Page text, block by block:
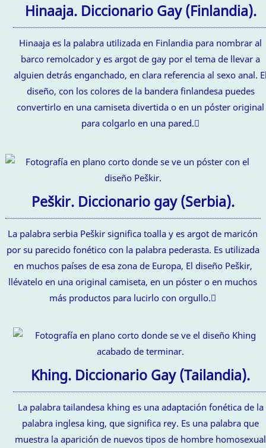
Hinaaja. Diccionario Gay (Finlandia).
Hinaaja es la palabra utilizada en Finlandia para nombrar al
barco remolcador y es argot de gay por el tema de llevar a
alguien detrás enganchado, en clara referencia al sexo anal.
diseño, con los colores de la bandera finlandesa puedes
convertirlo en una camiseta divertida o en un póster original
para colgarlo en una pared.
Peškir. Diccionario gay (Serbia).
La palabra serbia Peškir significa toalla y es argot de maricón
por su parecido fonético con la palabra pederasta. Es utilizada
en muchos países de esa zona de Europa, El diseño Peškir,
llévatelo en una original camiseta, en un póster o en muchos
más productos para lucirlo con orgullo.
Khing. Diccionario Gay (Tailandia).
La palabra tailandesa khing es una adaptación fonética de la
palabra inglesa king, que significa rey. Es una palabra que
muestra la aparición de nuevos tipos de hombre homosexual